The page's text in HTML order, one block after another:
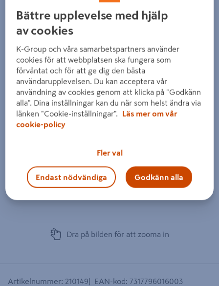
Dra på bilden för att zooma in
Artikelnummer: 210149 EAN-kod: 7317796016003
Bättre upplevelse med hjälp
av cookies
K-Group och våra samarbetspartners använder
cookies för att webbplatsen ska fungera som
förväntat och för att ge dig den bästa
användarupplevelsen. Du kan acceptera vår
användning av cookies genom att klicka på "Godkänn
alla". Dina inställningar kan du när som helst ändra via
länken "Cookie-inställningar".
Läs mer om vår
cookie-policy
Fler val
Endast nödvändiga Godkänn alla